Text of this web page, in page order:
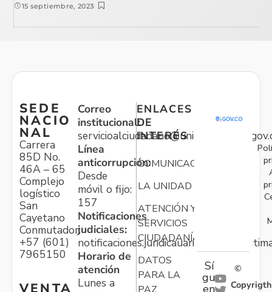
15 septiembre, 2023
SEDE
NACIO
NAL
Carrera
85D No.
46A – 65
Complejo
logístico
San
Cayetano
Conmutador:
+57 (601)
7965150
VENTA
Correo
institucional:
Línea
anticorrupción:
Desde
móvil o fijo:
157
Notificaciones
judiciales:
Horario de
atención
Lunes a
ENLACES
DE
INTERÉS
COMUNICACIONES
LA UNIDAD
ATENCIÓN Y
SERVICIOS
CIUDADANÍA
DATOS
PARA LA
PAZ
Sí
gu
©
Copyrigth